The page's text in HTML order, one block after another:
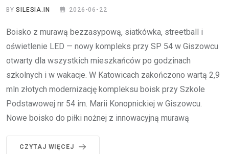
BYSILESIA.IN 2026-06-22
Boisko z murawą bezzasypową, siatkówka, streetball i
oświetlenie LED — nowy kompleks przy SP 54 w Giszowcu
otwarty dla wszystkich mieszkańców po godzinach
szkolnych i w wakacje. W Katowicach zakończono wartą 2,9
mln złotych modernizację kompleksu boisk przy Szkole
Podstawowej nr 54 im. Marii Konopnickiej w Giszowcu.
Nowe boisko do piłki nożnej z innowacyjną murawą
CZYTAJ WIĘCEJ